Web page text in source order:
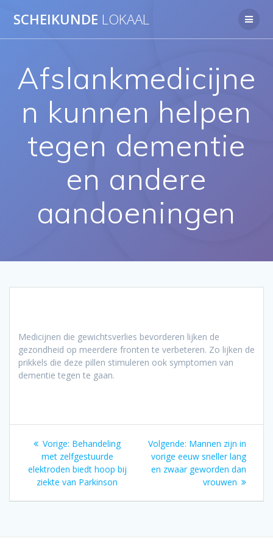
naar
SCHEIKUNDE LOKAAL
Afslankmedicijne
n kunnen helpen
tegen dementie
en andere
aandoeningen
Medicijnen die gewichtsverlies bevorderen lijken de
gezondheid op meerdere fronten te verbeteren. Zo lijken de
prikkels die deze pillen stimuleren ook symptomen van
dementie tegen te gaan.
Bericht
navigatie
Vorige: Vorig
bericht:
Behandeling
met zelfgestuurde
elektroden biedt hoop bij
ziekte van Parkinson
Volgende: Volgend
bericht:
Mannen zijn in
vorige eeuw sneller lang
en zwaar geworden dan
vrouwen